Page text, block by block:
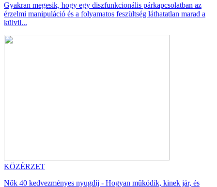
Gyakran megesik, hogy egy diszfunkcionális párkapcsolatban az
érzelmi manipuláció és a folyamatos feszültség láthatatlan marad a
külvil...
KÖZÉRZET
Nők 40 kedvezményes nyugdíj - Hogyan működik, kinek jár, és